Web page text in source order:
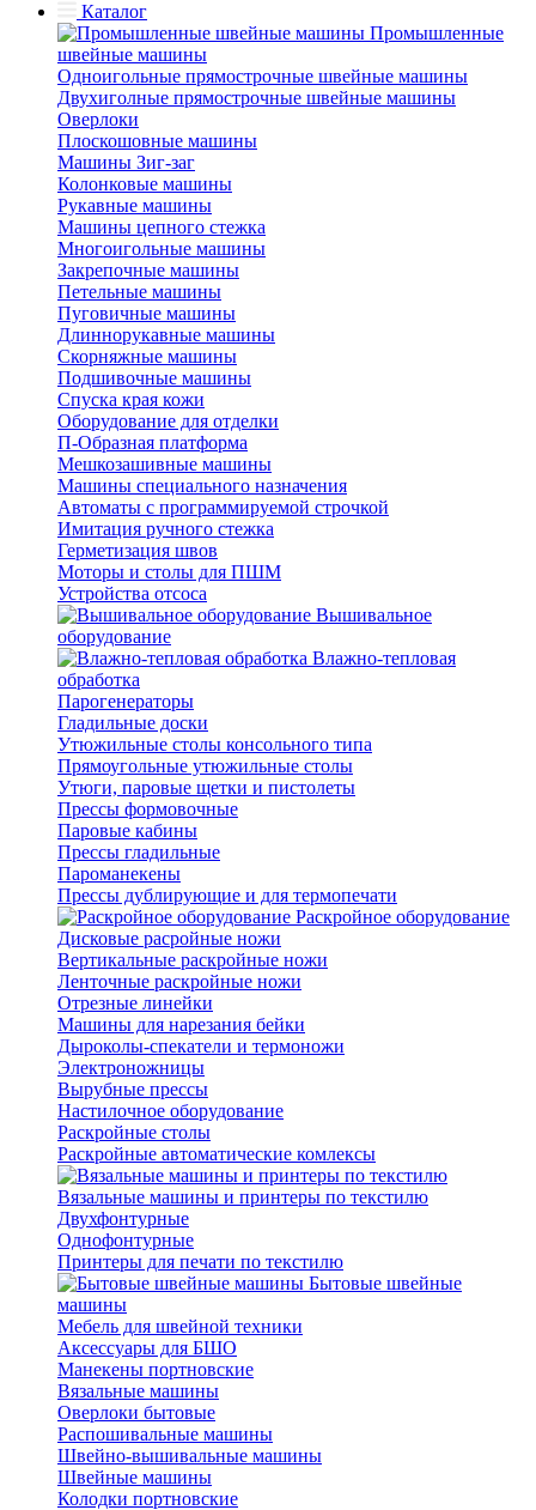
Каталог
Промышленные
швейные машины
Одноигольные прямострочные швейные машины
Двухиголные прямострочные швейные машины
Оверлоки
Плоскошовные машины
Машины Зиг-заг
Колонковые машины
Рукавные машины
Машины цепного стежка
Многоигольные машины
Закрепочные машины
Петельные машины
Пуговичные машины
Длиннорукавные машины
Скорняжные машины
Подшивочные машины
Спуска края кожи
Оборудование для отделки
П-Образная платформа
Мешкозашивные машины
Машины специального назначения
Автоматы с программируемой строчкой
Имитация ручного стежка
Герметизация швов
Моторы и столы для ПШМ
Устройства отсоса
Вышивальное
оборудование
Влажно-тепловая
обработка
Парогенераторы
Гладильные доски
Утюжильные столы консольного типа
Прямоугольные утюжильные столы
Утюги, паровые щетки и пистолеты
Прессы формовочные
Паровые кабины
Прессы гладильные
Пароманекены
Прессы дублирующие и для термопечати
Раскройное оборудование
Дисковые расройные ножи
Вертикальные раскройные ножи
Ленточные раскройные ножи
Отрезные линейки
Машины для нарезания бейки
Дыроколы-спекатели и термоножи
Электроножницы
Вырубные прессы
Настилочное оборудование
Раскройные столы
Раскройные автоматические комлексы
Вязальные машины и принтеры по текстилю
Двухфонтурные
Однофонтурные
Принтеры для печати по текстилю
Бытовые швейные
машины
Мебель для швейной техники
Аксессуары для БШО
Манекены портновские
Вязальные машины
Оверлоки бытовые
Распошивальные машины
Швейно-вышивальные машины
Швейные машины
Колодки портновские